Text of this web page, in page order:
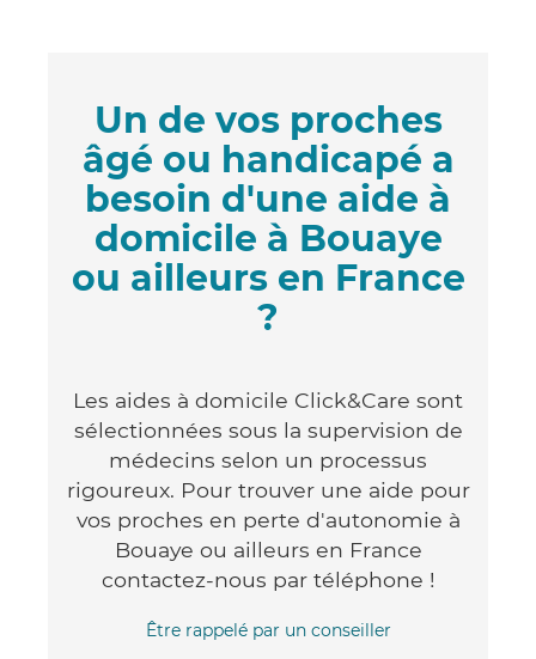
Un de vos proches
âgé ou handicapé a
besoin d'une aide à
domicile à Bouaye
ou ailleurs en France
?
Les aides à domicile Click&Care sont
sélectionnées sous la supervision de
médecins selon un processus
rigoureux. Pour trouver une aide pour
vos proches en perte d'autonomie à
Bouaye ou ailleurs en France
contactez-nous par téléphone !
Être rappelé par un conseiller